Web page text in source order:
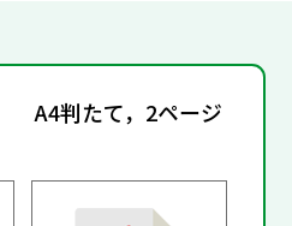
A4判たて，2ページ